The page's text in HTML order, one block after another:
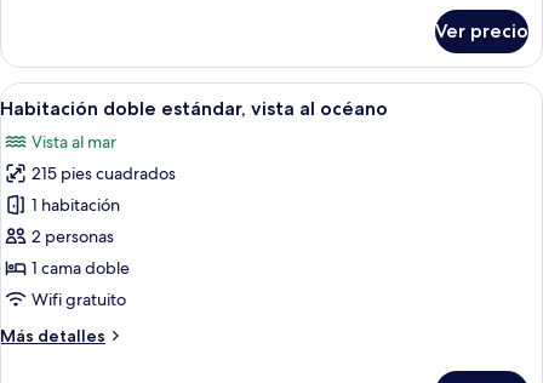
cuádruple
Premium,
vista
océano
Ver precio
Abrir
todas
las
fotos
de
Habitación
doble
estándar,
al
Un dormitorio con cama, televisión,
7
Habitación doble estándar, vista al océano
Vista al mar
215 pies cuadrados
1 habitación
2 personas
1 cama doble
Wifi gratuito
Más detalles
Más